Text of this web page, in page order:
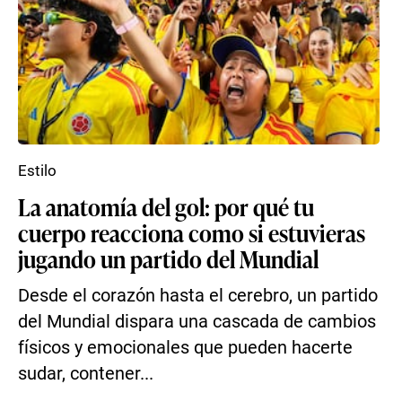
La anatomía del gol: por qué tu
cuerpo reacciona como si estuvieras
jugando un partido del Mundial
Desde el corazón hasta el cerebro, un partido
del Mundial dispara una cascada de cambios
físicos y emocionales que pueden hacerte
sudar, contener...
Estilo